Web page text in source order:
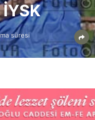
süresi